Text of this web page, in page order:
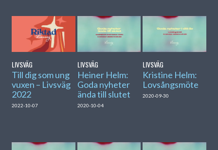
LIVSVÄG
Till dig som ung
vuxen – Livsväg
2022
2022-10-07
LIVSVÄG
Heiner Helm:
Goda nyheter
ända till slutet
2020-10-04
LIVSVÄG
Kristine Helm:
Lovsångsmöte
2020-09-30